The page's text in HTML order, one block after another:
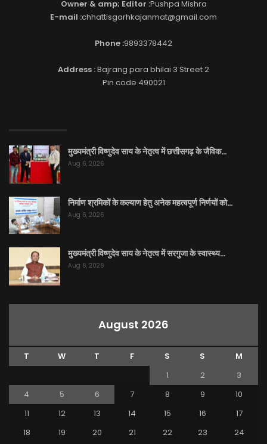
Owner & amp; Editor :Pushpa Mishra
E-mail :chhattisgarhkajanmat@gmail.com
Phone :9893378442
Address :Bajrang para bhilai 3 Street 2
Pin code 490021
मुख्यमंत्री विष्णुदेव साय के नेतृत्व में छत्तीसगढ़ के जैविक…
Aug 6, 2026
निर्माण श्रमिकों के कल्याण हेतु अनेक महत्वपूर्ण निर्णयों को…
Aug 6, 2026
मुख्यमंत्री विष्णुदेव साय के नेतृत्व में सरगुजा के स्वास्थ्य…
Aug 6, 2026
August 2026
T W T F S S
M
1
2
3
4
5 6 7 8 9
10
11
12 13 14 15 16
17
18
19 20 21 22 23 24